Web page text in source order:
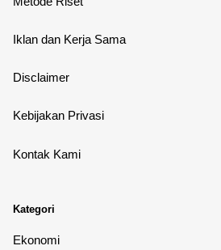
Iklan dan Kerja Sama
Disclaimer
Kebijakan Privasi
Kontak Kami
Kategori
Ekonomi